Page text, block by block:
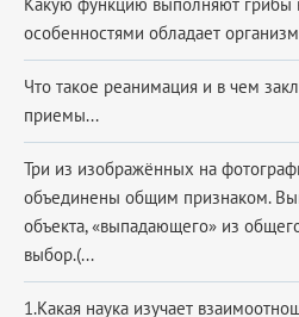
особенностями обладает
Что такое реанимация и в чем
приемы...
Три из изображённых на
объединены общим признаком.
объекта, «выпадающего» из
выбор.(...
1.Какая наука изучает